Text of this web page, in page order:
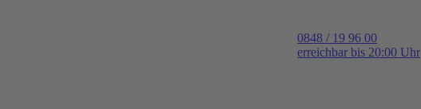
0848 / 19 96 00
erreichbar bis 20:00 Uhr